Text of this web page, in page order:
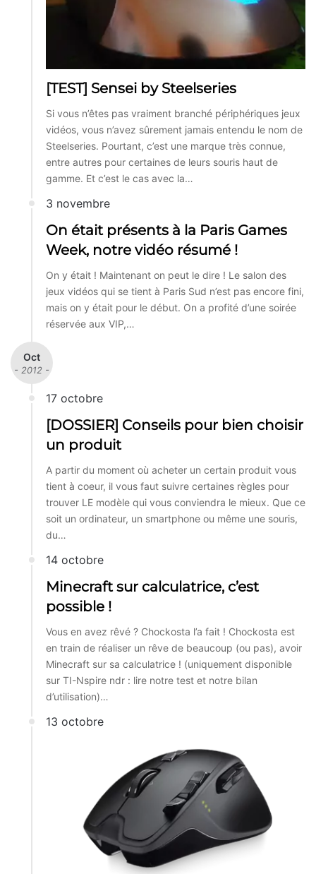
[TEST] Sensei by Steelseries
Si vous n’êtes pas vraiment branché périphériques jeux
vidéos, vous n’avez sûrement jamais entendu le nom de
Steelseries. Pourtant, c’est une marque très connue,
entre autres pour certaines de leurs souris haut de
gamme. Et c’est le cas avec la…
3 novembre
On était présents à la Paris Games
Week, notre vidéo résumé !
On y était ! Maintenant on peut le dire ! Le salon des
jeux vidéos qui se tient à Paris Sud n’est pas encore fini,
mais on y était pour le début. On a profité d’une soirée
réservée aux VIP,…
Oct
- 2012 -
17 octobre
[DOSSIER] Conseils pour bien choisir
un produit
A partir du moment où acheter un certain produit vous
tient à coeur, il vous faut suivre certaines règles pour
trouver LE modèle qui vous conviendra le mieux. Que ce
soit un ordinateur, un smartphone ou même une souris,
du…
14 octobre
Minecraft sur calculatrice, c’est
possible !
Vous en avez rêvé ? Chockosta l’a fait ! Chockosta est
en train de réaliser un rêve de beaucoup (ou pas), avoir
Minecraft sur sa calculatrice ! (uniquement disponible
sur TI-Nspire ndr : lire notre test et notre bilan
d’utilisation)…
13 octobre